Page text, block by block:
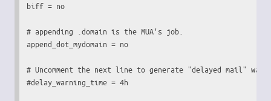
biff = no
# appending .domain is the MUA's job.
append_dot_mydomain = no
# Uncomment the next line to generate "delayed mail"
#delay_warning_time = 4h